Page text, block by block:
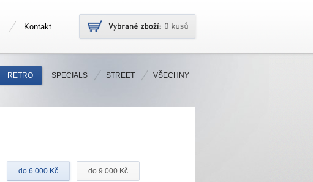
Kontakt
do 6 000 Kč do 9 000 Kč
RETRO SPECIALS STREET VŠECHNY